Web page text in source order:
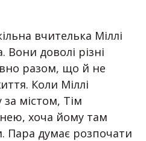
вчителька Міллі
Вони доволі різні
разом, що й не
Коли Міллі
містом, Тім
хоча йому там
Пара думає розпочати